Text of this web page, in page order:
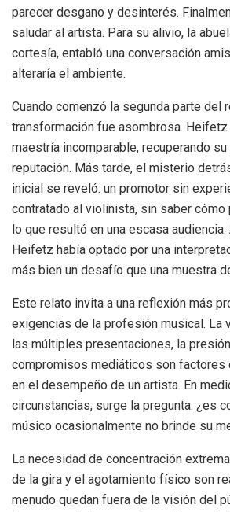
parecer desgano y desinterés.
saludar al artista. Para su alivio, la
cortesía, entabló una conversación
alteraría el ambiente.
Cuando comenzó la segunda parte del
transformación fue asombrosa.
maestría incomparable, recuperando
reputación. Más tarde, el misterio
inicial se reveló: un promotor sin
contratado al violinista, sin saber cómo
lo que resultó en una escasa
Heifetz había optado por una
más bien un desafío que una muestra
Este relato invita a una reflexión más
exigencias de la profesión musical. La
las múltiples presentaciones, la
compromisos mediáticos son factores
en el desempeño de un artista. En
circunstancias, surge la pregunta: ¿es
músico ocasionalmente no brinde su
La necesidad de concentración
de la gira y el agotamiento físico son
menudo quedan fuera de la visión del